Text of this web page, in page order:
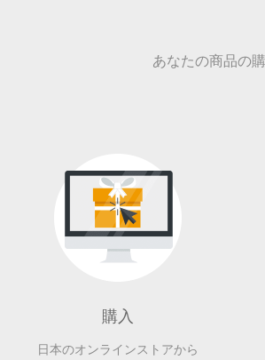
あなたの商品の
購入
日本のオンラインストアから